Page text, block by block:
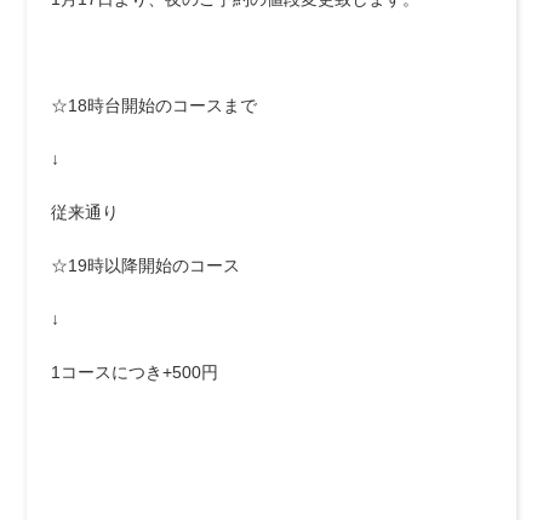
☆18時台開始のコースまで
↓
従来通り
☆19時以降開始のコース
↓
1コースにつき+500円